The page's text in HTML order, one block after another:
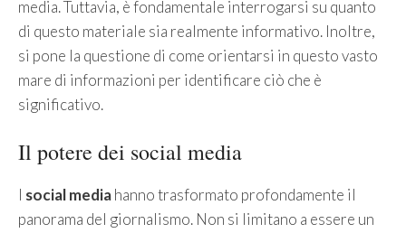
media. Tuttavia, è fondamentale interrogarsi su quanto
di questo materiale sia realmente informativo. Inoltre,
si pone la questione di come orientarsi in questo vasto
mare di informazioni per identificare ciò che è
significativo.
Il potere dei social media
I social mediahanno trasformato profondamente il
panorama del giornalismo. Non si limitano a essere un